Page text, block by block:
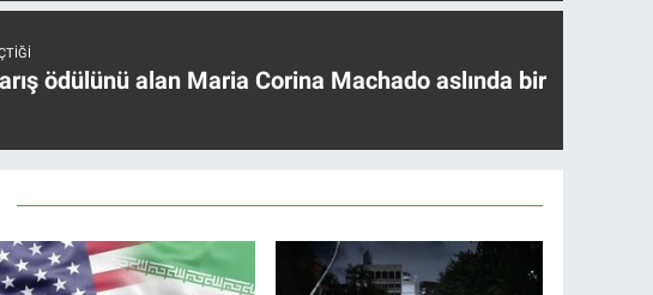
ödülünü alan Maria Corina Machado aslında bir